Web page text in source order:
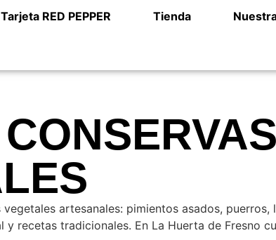
Tarjeta RED PEPPER Tienda
artesanales: pimientos asados, puerros,
recetas tradicionales. En La Huerta de Fresno